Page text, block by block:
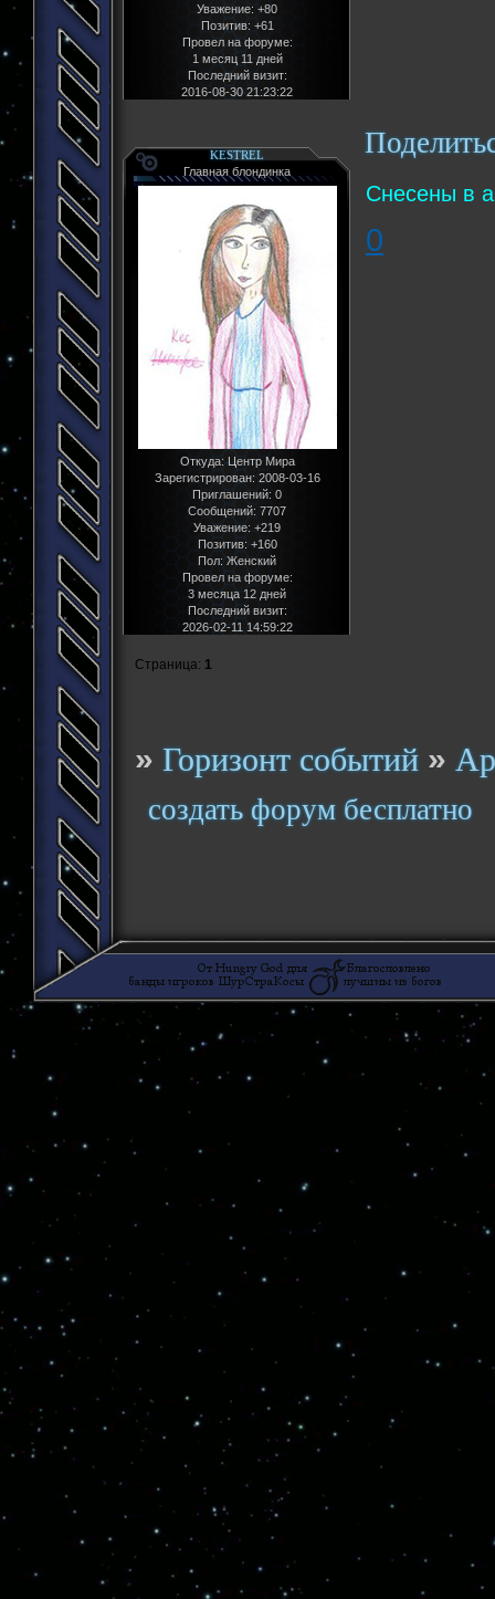
Уважение: +80
Позитив: +61
Провел на форуме:
1 месяц 11 дней
Последний визит:
2016-08-30 21:23:22
KESTREL
Главная блондинка
Откуда: Центр Мира
Зарегистрирован: 2008-03-16
Приглашений: 0
Сообщений: 7707
Уважение: +219
Позитив: +160
Пол:Женский
Провел на форуме:
3 месяца 12 дней
Последний визит:
2026-02-11 14:59:22
Снесены в
0
Страница: 1
»Горизонт событий »
создать форум бесплатно